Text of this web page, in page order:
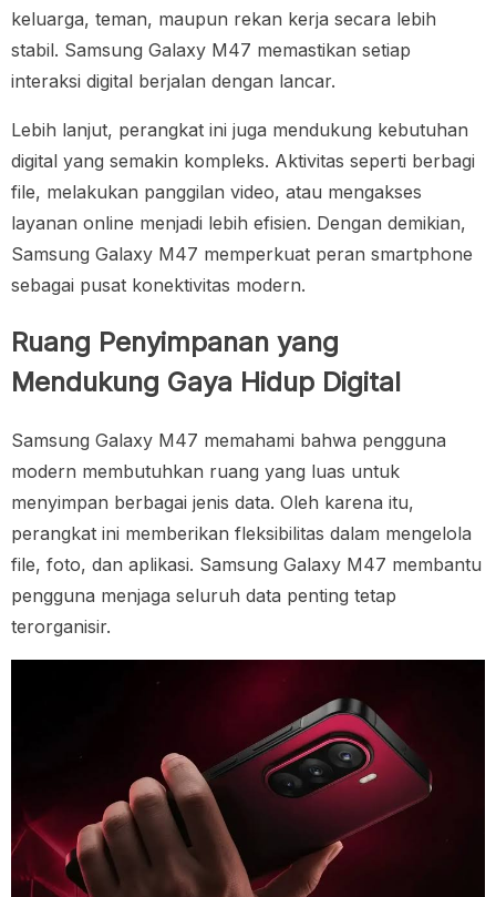
keluarga, teman, maupun rekan kerja secara lebih
stabil. Samsung Galaxy M47 memastikan setiap
interaksi digital berjalan dengan lancar.
Lebih lanjut, perangkat ini juga mendukung kebutuhan
digital yang semakin kompleks. Aktivitas seperti berbagi
file, melakukan panggilan video, atau mengakses
layanan online menjadi lebih efisien. Dengan demikian,
Samsung Galaxy M47 memperkuat peran smartphone
sebagai pusat konektivitas modern.
Ruang Penyimpanan yang
Mendukung Gaya Hidup Digital
Samsung Galaxy M47 memahami bahwa pengguna
modern membutuhkan ruang yang luas untuk
menyimpan berbagai jenis data. Oleh karena itu,
perangkat ini memberikan fleksibilitas dalam mengelola
file, foto, dan aplikasi. Samsung Galaxy M47 membantu
pengguna menjaga seluruh data penting tetap
terorganisir.